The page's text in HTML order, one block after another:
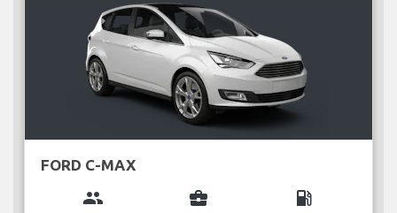
FORD C-MAX
group business_center local_gas_station